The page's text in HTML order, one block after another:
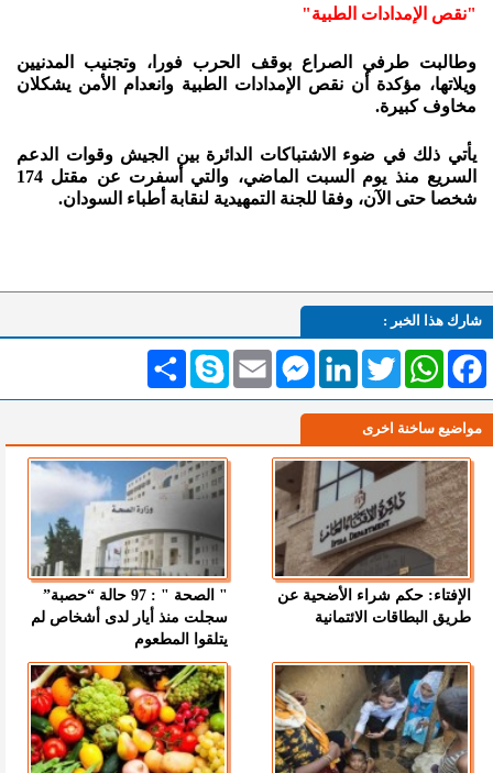
"نقص الإمدادات الطبية"
وطالبت طرفي الصراع بوقف الحرب فورا، وتجنيب المدنيين
ويلاتها، مؤكدة أن نقص الإمدادات الطبية وانعدام الأمن يشكلان
مخاوف كبيرة.
يأتي ذلك في ضوء الاشتباكات الدائرة بين الجيش وقوات الدعم
السريع منذ يوم السبت الماضي، والتي أسفرت عن مقتل 174
شخصا حتى الآن، وفقا للجنة التمهيدية لنقابة أطباء السودان.
شارك هذا الخبر :
انشر Skype Email
MessengerLinkedInTwitterWhatsAppFacebook
مواضيع ساخنة اخرى
الإفتاء: حكم شراء الأضحية عن
طريق البطاقات الائتمانية
" الصحة " : 97 حالة “حصبة”
سجلت منذ أيار لدى أشخاص لم
يتلقوا المطعوم